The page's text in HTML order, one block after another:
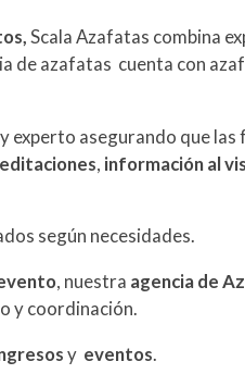
Scala Azafatas combina
de azafatas cuenta con
experto asegurando que
, información al
según necesidades.
, nuestra agencia de
y coordinación.
y eventos.